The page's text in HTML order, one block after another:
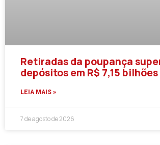
Retiradas da poupança
depósitos em R$ 7,15
LEIA MAIS »
7 de agosto de 2026